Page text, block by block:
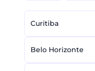
Curitiba
Belo Horizonte